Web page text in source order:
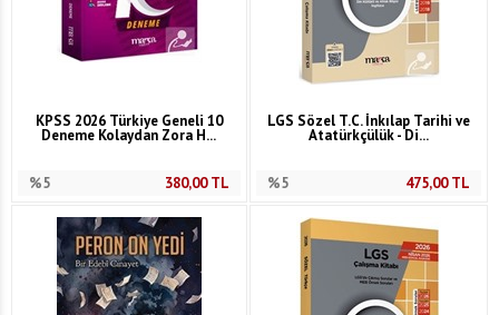
KPSS 2026 Türkiye Geneli 10
Deneme Kolaydan Zora H...
%5 380,00TL
LGS Sözel T.C. İnkılap Tarihi ve
Atatürkçülük - Di...
%5 475,00TL